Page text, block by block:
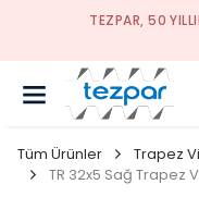
TEZPAR, 50
Tüm Ürünler Trapez
TR 32x5 Sağ Trapez